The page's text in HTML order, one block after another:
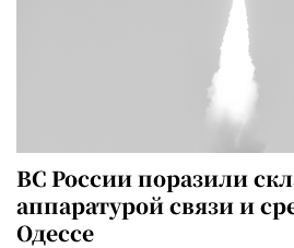
ВС России поразили
аппаратурой связи и
Одессе